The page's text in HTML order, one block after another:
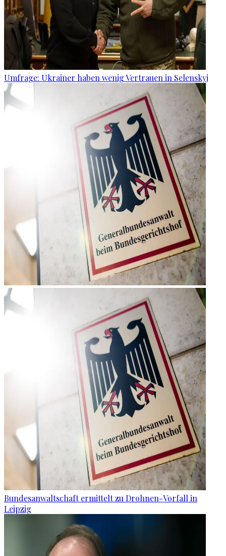
Umfrage: Ukrainer haben wenig Vertrauen in Selenskyj
Bundesanwaltschaft ermittelt zu Drohnen-Vorfall in
Leipzig